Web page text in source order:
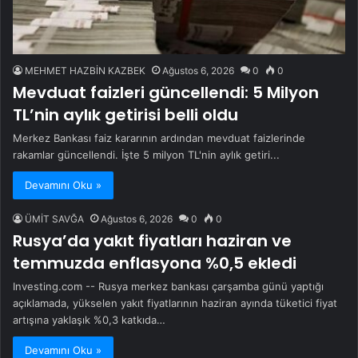
MEHMET HAZBİN KAZBEK Ağustos 6, 2026 0 0
Mevduat faizleri güncellendi: 5 Milyon
TL’nin aylık getirisi belli oldu
Merkez Bankası faiz kararının ardından mevduat faizlerinde
rakamlar güncellendi. İşte 5 milyon TL'nin aylık getiri...
Devamını Oku »
ÜMİT SAVĞA Ağustos 6, 2026 0 0
Rusya’da yakıt fiyatları haziran ve
temmuzda enflasyona %0,5 ekledi
Investing.com -- Rusya merkez bankası çarşamba günü yaptığı
açıklamada, yükselen yakıt fiyatlarının haziran ayında tüketici fiyat
artışına yaklaşık %0,3 katkıda…
Devamını Oku »